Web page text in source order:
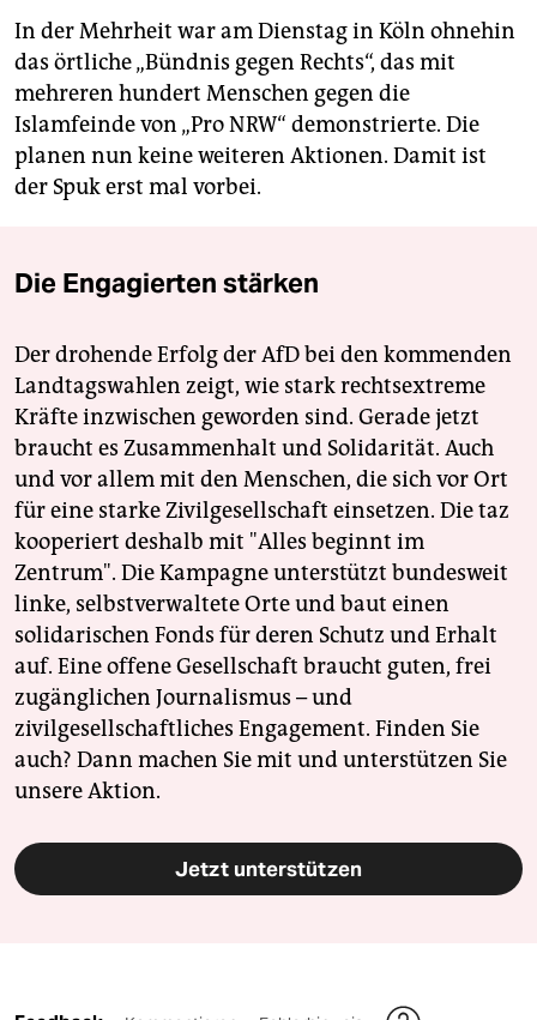
In der Mehrheit war am Dienstag in Köln ohnehin
das örtliche „Bündnis gegen Rechts“, das mit
mehreren hundert Menschen gegen die
Islamfeinde von „Pro NRW“ demonstrierte. Die
planen nun keine weiteren Aktionen. Damit ist
der Spuk erst mal vorbei.
Die Engagierten stärken
Der drohende Erfolg der AfD bei den kommenden
Landtagswahlen zeigt, wie stark rechtsextreme
Kräfte inzwischen geworden sind. Gerade jetzt
braucht es Zusammenhalt und Solidarität. Auch
und vor allem mit den Menschen, die sich vor Ort
für eine starke Zivilgesellschaft einsetzen. Die taz
kooperiert deshalb mit "Alles beginnt im
Zentrum". Die Kampagne unterstützt bundesweit
linke, selbstverwaltete Orte und baut einen
solidarischen Fonds für deren Schutz und Erhalt
auf. Eine offene Gesellschaft braucht guten, frei
zugänglichen Journalismus – und
zivilgesellschaftliches Engagement. Finden Sie
auch? Dann machen Sie mit und unterstützen Sie
unsere Aktion.
Jetzt unterstützen